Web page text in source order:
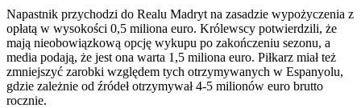
Napastnik przychodzi do Realu Madryt na zasadzie wypożyczenia z
opłatą w wysokości 0,5 miliona euro. Królewscy potwierdzili, że
mają nieobowiązkową opcję wykupu po zakończeniu sezonu, a
media podają, że jest ona warta 1,5 miliona euro. Piłkarz miał też
zmniejszyć zarobki względem tych otrzymywanych w Espanyolu,
gdzie zależnie od źródeł otrzymywał 4-5 milionów euro brutto
rocznie.